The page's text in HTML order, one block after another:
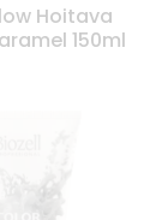
Hoitava
150ml